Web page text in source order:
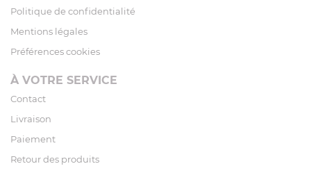
Politique de confidentialité
Mentions légales
Préférences cookies
À VOTRE SERVICE
Contact
Livraison
Paiement
Retour des produits